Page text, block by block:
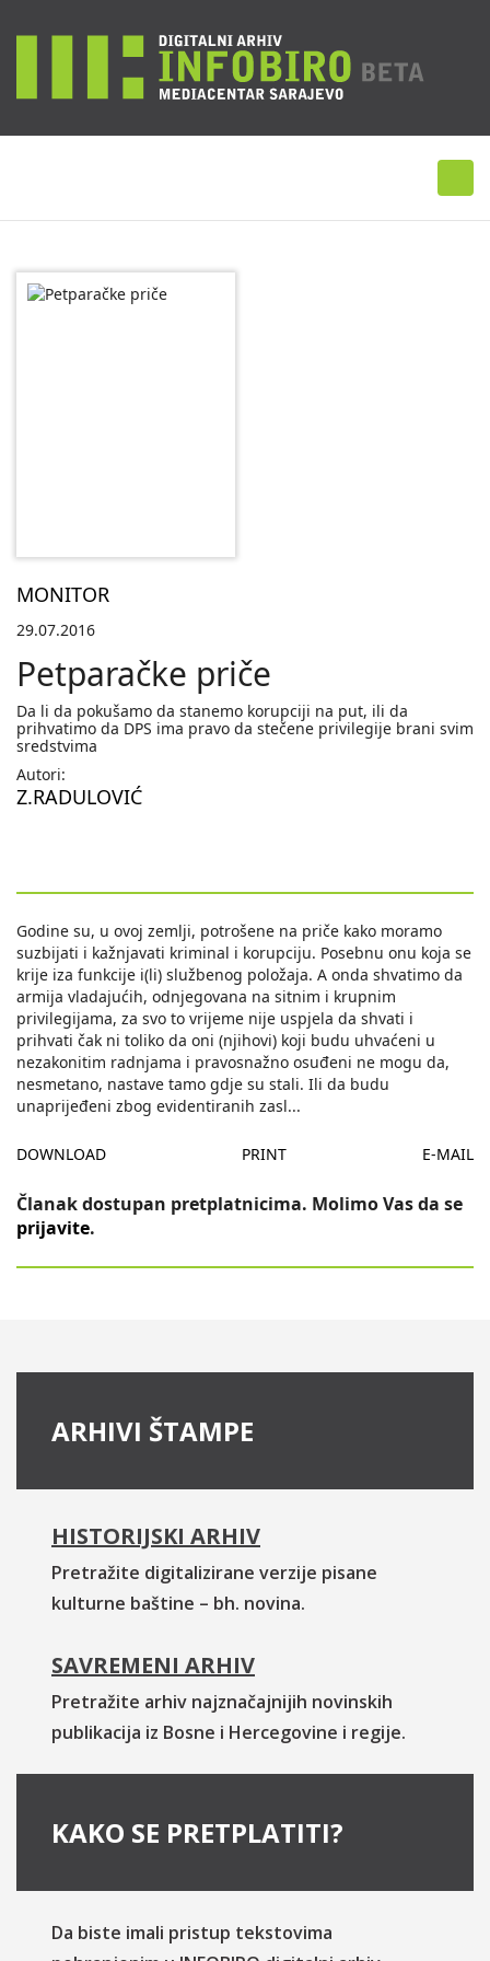
MONITOR
29.07.2016
Petparačke priče
Da li da pokušamo da stanemo korupciji na put, ili da
prihvatimo da DPS ima pravo da stečene privilegije brani svim
sredstvima
Autori:
Z.RADULOVIĆ
Godine su, u ovoj zemlji, potrošene na priče kako moramo
suzbijati i kažnjavati kriminal i korupciju. Posebnu onu koja se
krije iza funkcije i(li) službenog položaja. A onda shvatimo da
armija vladajućih, odnjegovana na sitnim i krupnim
privilegijama, za svo to vrijeme nije uspjela da shvati i
prihvati čak ni toliko da oni (njihovi) koji budu uhvaćeni u
nezakonitim radnjama i pravosnažno osuđeni ne mogu da,
nesmetano, nastave tamo gdje su stali. Ili da budu
unaprijeđeni zbog evidentiranih zasl...
DOWNLOAD PRINT E-MAIL
Članak dostupan pretplatnicima. Molimo Vas da se
prijavite.
ARHIVI ŠTAMPE
HISTORIJSKI ARHIV
Pretražite digitalizirane verzije pisane
kulturne baštine – bh. novina.
SAVREMENI ARHIV
Pretražite arhiv najznačajnijih novinskih
publikacija iz Bosne i Hercegovine i regije.
KAKO SE PRETPLATITI?
Da biste imali pristup tekstovima